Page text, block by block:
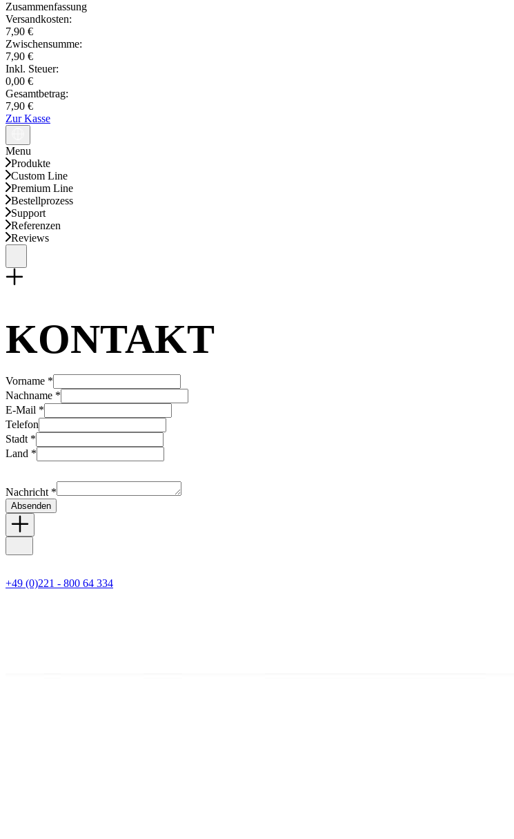
Zusammenfassung
Versandkosten:
7,90 €
Zwischensumme:
7,90 €
Inkl. Steuer:
0,00 €
Gesamtbetrag:
7,90 €
Zur Kasse
Menu
Produkte
Custom Line
Premium Line
Bestellprozess
Support
Referenzen
Reviews
KONTAKT
Vorname *
Nachname *
E-Mail *
Telefon
Stadt *
Land *
Nachricht *
Absenden
+49 (0)221 - 800 64 334